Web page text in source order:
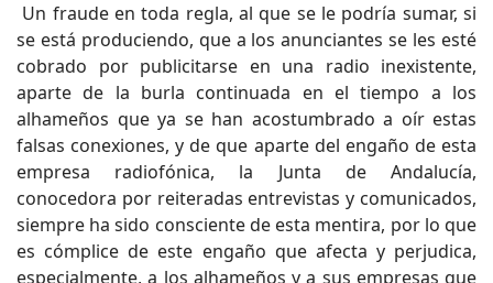
Un fraude en toda regla, al que se le podría sumar, si
se está produciendo, que a los anunciantes se les esté
cobrado por publicitarse en una radio inexistente,
aparte de la burla continuada en el tiempo a los
alhameños que ya se han acostumbrado a oír estas
falsas conexiones, y de que aparte del engaño de esta
empresa radiofónica, la Junta de Andalucía,
conocedora por reiteradas entrevistas y comunicados,
siempre ha sido consciente de esta mentira, por lo que
es cómplice de este engaño que afecta y perjudica,
especialmente, a los alhameños y a sus empresas que